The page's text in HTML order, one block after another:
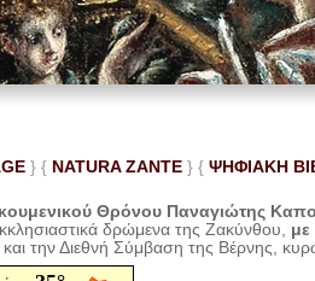
}{ NATURA ZANTE} { ΨΗΦΙΑΚΗ
Θρόνου Παναγιώτης
δρώμενα της Ζακύνθου,
την Διεθνή Σύμβαση της Βέρνης,